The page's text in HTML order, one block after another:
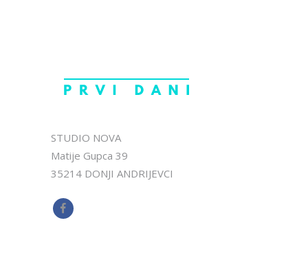
STUDIO NOVA
Matije Gupca 39
35214 DONJI ANDRIJEVCI